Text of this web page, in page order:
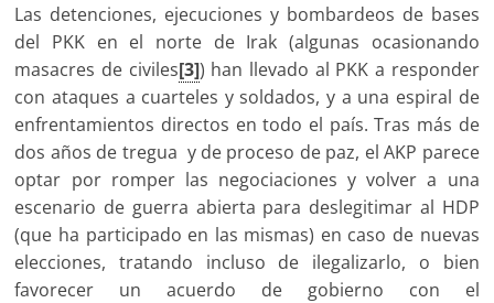
Las detenciones, ejecuciones y bombardeos de bases
del PKK en el norte de Irak (algunas ocasionando
masacres de civiles[3]) han llevado al PKK a responder
con ataques a cuarteles y soldados, y a una espiral de
enfrentamientos directos en todo el país. Tras más de
dos años de tregua y de proceso de paz, el AKP parece
optar por romper las negociaciones y volver a una
escenario de guerra abierta para deslegitimar al HDP
(que ha participado en las mismas) en caso de nuevas
elecciones, tratando incluso de ilegalizarlo, o bien
favorecer un acuerdo de gobierno con el